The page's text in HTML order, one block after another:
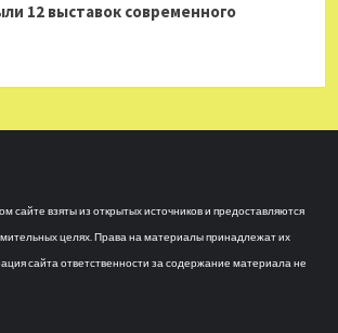
12 выставок современного
сайте взяты из открытых источников и предоставляются
целях. Права на материалы принадлежат их
сайта ответственности за содержание материала не